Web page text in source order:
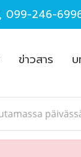
, 099-246-
ข่าวสาร